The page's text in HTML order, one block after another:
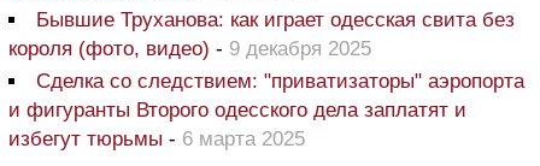
Бывшие Труханова: как играет одесская свита без
короля (фото, видео) - 9 декабря 2025
Сделка со следствием: "приватизаторы" аэропорта
и фигуранты Второго одесского дела заплатят и
избегут тюрьмы - 6 марта 2025